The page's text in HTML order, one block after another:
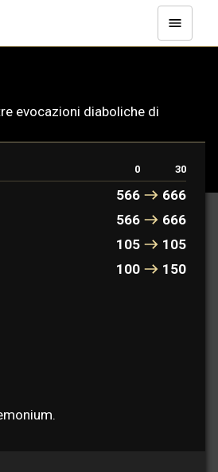
evocazioni diaboliche di
0 30
566
666
566
666
105
105
100 150